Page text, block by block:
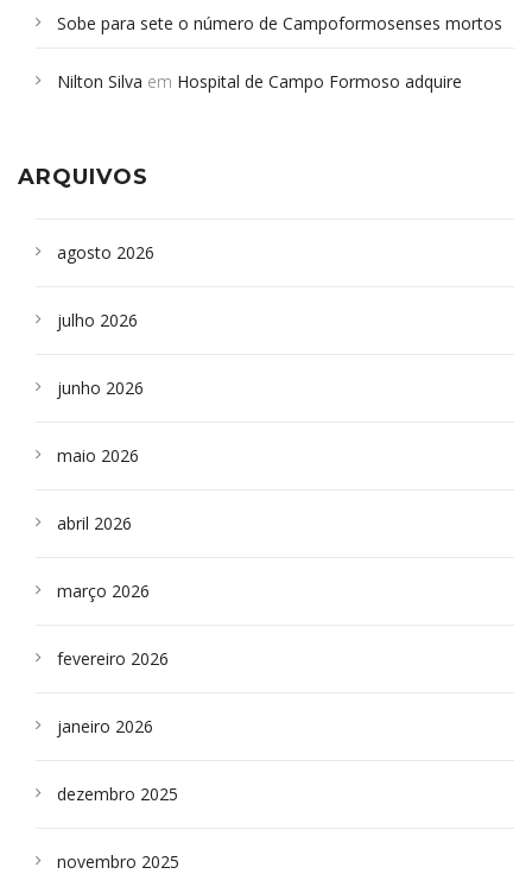
Sobe para sete o número de Campoformosenses mortos
Campoformosenses que morreram em desabamentos são
Nilton Silva em Hospital de Campo Formoso adquire
ARQUIVOS
agosto 2026
julho 2026
junho 2026
maio 2026
abril 2026
março 2026
fevereiro 2026
janeiro 2026
dezembro 2025
novembro 2025